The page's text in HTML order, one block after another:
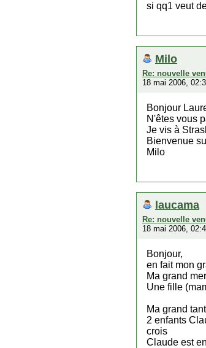
si qq1 veut
Milo
Re: nouvelle
18 mai 2006,
Bonjour
N'êtes vous
Je vis à
Bienvenue
Milo
laucama
Re: nouvelle
18 mai 2006,
Bonjour,
en fait mon
Ma grand
Une fille
Ma grand
2 enfants
crois
Claude est